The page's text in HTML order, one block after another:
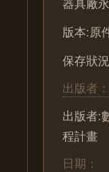
版本:原
保存狀
出版者：
出版者:
程計畫
日期：